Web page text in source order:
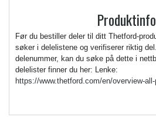
Produktinfo
Før du bestiller deler til ditt Thetford-
søker i delelistene og verifiserer riktig
delenummer, kan du søke på dette i
delelister finner du her: Lenke:
https://www.thetford.com/en/overview-